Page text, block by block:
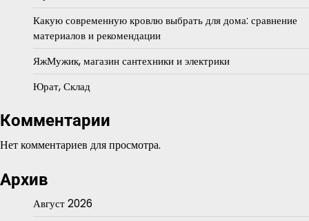
Какую современную кровлю выбрать для дома: сравнение
материалов и рекомендации
ЯжМужик, магазин сантехники и электрики
Юрат, Склад
Комментарии
Нет комментариев для просмотра.
Архив
Август 2026